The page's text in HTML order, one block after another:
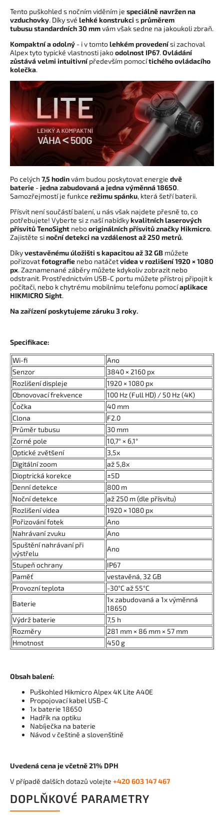
Tento puškohled s nočním viděním je speciálně navržen na
vzduchovky. Díky své lehké konstrukci sprůměrem
tubusustandardních 30 mmvám však sedne na jakoukoli zbraň.
Kompaktní a odolný - i v tomtolehkém provedenísi zachoval
Alpex tyto typické vlastnosti jakoodolnost IP67.Ovládání
zůstává velmi intuitivnípředevším pomocítichého ovládacího
kolečka.
Po celých 7,5 hodinvám budou poskytovat energie dvě
baterie - jedna zabudovaná a jedna výměnná 18650.
Samozřejmostí je funkce režimu spánku, která šetří baterii.
Přísvit není součástí balení, u nás však najdete přesně to, co
potřebujete! Vyberte si z naší nabídkykvalitních laserových
přísvitů TenoSight nebooriginálních přísvitů značky Hikmicro.
Zajistěte sinoční detekci na vzdálenost až 250 metrů.
Díkyvestavěnému úložišti s kapacitou až 32 GB můžete
pořizovatfotografie nebo natáčetvidea v rozlišení 1920 × 1080
px. Zaznamenané záběry můžete kdykoliv zobrazit nebo
odstranit. Prostřednictvím USB-C portu můžete přístroj připojit k
počítači, nebo k chytrému mobilnímu telefonu pomocíaplikace
HIKMICRO Sight.
Na zařízení poskytujeme záruku 3 roky.
Specifikace:
Wi-fi
Ano
Senzor
3840 × 2160 px
Rozlišení displeje
1920 × 1080 px
Obnovovací frekvence
100 Hz (Full HD) / 50 Hz (4K)
Čočka
40 mm
Clona
F2.0
Průměr tubusu
30 mm
Zorné pole
10,7° × 6,1°
Optické zvětšení
3,5x
Digitální zoom
až 5,8x
Dioptrická korekce
±5D
Denní detekce
800 m
Noční detekce
až 250 m (dle přísvitu)
Rozlišení videa
1920 × 1080 px
Pořizování fotek
Ano
Nahrávaní zvuku
Ano
Spuštění nahrávaní při
výstřelu
Ano
Stupeň ochrany
IP67
Paměť
vestavěná, 32 GB
Provozní teplota
-30°C až 55°C
Baterie
1x zabudovaná a 1x výměnná
18650
Výdrž baterie
7,5 h
Rozměry
281 mm × 86 mm × 57 mm
Hmotnost
450 g
Obsah balení:
Puškohled Hikmicro Alpex 4K Lite A40E
Propojovací kabel USB-C
1x baterie 18650
Hadřík na optiku
Nabíječka na baterie
Návod v češtině a slovenštině
Uvedená cena je včetně 21% DPH
V případě dalších dotazů volejte +420 603 147 467
DOPLŇKOVÉ PARAMETRY